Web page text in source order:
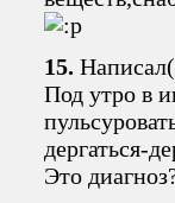
15.
Под утро в
дергаться-
Это